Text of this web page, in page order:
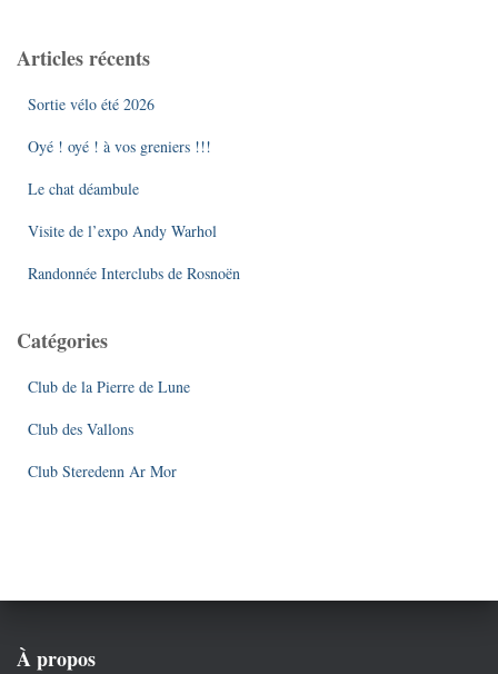
r
Articles récents
Sortie vélo été 2026
Oyé ! oyé ! à vos greniers !!!
Le chat déambule
Visite de l’expo Andy Warhol
Randonnée Interclubs de Rosnoën
Catégories
Club de la Pierre de Lune
Club des Vallons
Club Steredenn Ar Mor
À propos